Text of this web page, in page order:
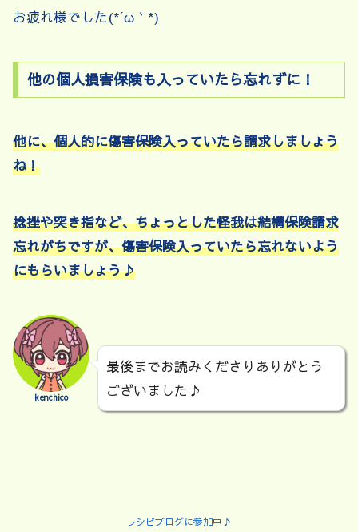
お疲れ様でした(*´ω｀*)
他の個人損害保険も入っていたら忘れずに！
他に、個人的に傷害保険入っていたら請求しましょう
ね！
捻挫や突き指など、ちょっとした怪我は結構保険請求
忘れがちですが、傷害保険入っていたら忘れないよう
にもらいましょう♪
kenchico
最後までお読みくださりありがとう
ございました♪
レシピブログに参加中♪